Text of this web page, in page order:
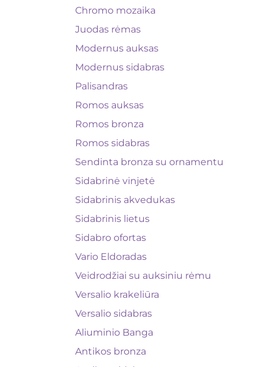
Chromo mozaika
Juodas rėmas
Modernus auksas
Modernus sidabras
Palisandras
Romos auksas
Romos bronza
Romos sidabras
Sendinta bronza su ornamentu
Sidabrinė vinjetė
Sidabrinis akvedukas
Sidabrinis lietus
Sidabro ofortas
Vario Eldoradas
Veidrodžiai su auksiniu rėmu
Versalio krakeliūra
Versalio sidabras
Aliuminio Banga
Antikos bronza